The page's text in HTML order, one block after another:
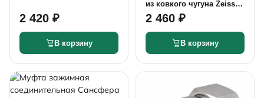
резьба
2 420 ₽
В корзину
из ковкого чугуна Zeissler
2" (59.7-63.6), внутренняя
резьба
2 460 ₽
В корзину